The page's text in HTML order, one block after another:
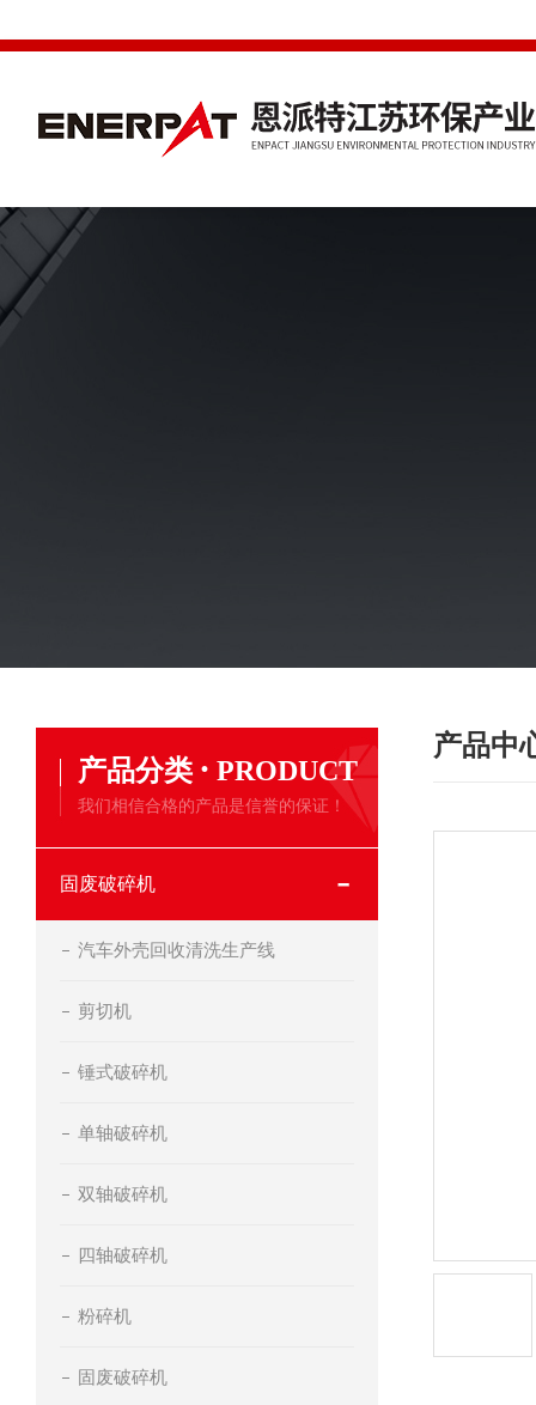
产品分类 · PRODUCT
我们相信合格的产品是信誉的保证！
固废破碎机
汽车外壳回收清洗生产线
剪切机
锤式破碎机
单轴破碎机
双轴破碎机
四轴破碎机
粉碎机
固废破碎机
产品中